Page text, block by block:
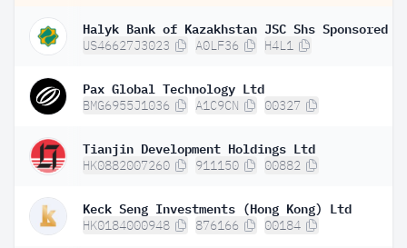
US46627J3023 A0LF36 H4L1
Pax Global Technology Ltd
BMG6955J1036 A1C9CN 00327
Tianjin Development Holdings Ltd
HK0882007260 911150 00882
Keck Seng Investments (Hong Kong) Ltd
HK0184000948 876166 00184